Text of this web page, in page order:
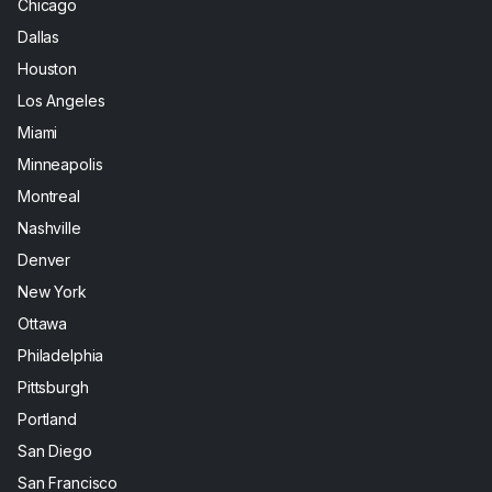
Chicago
Dallas
Houston
Los Angeles
Miami
Minneapolis
Montreal
Nashville
Denver
New York
Ottawa
Philadelphia
Pittsburgh
Portland
San Diego
San Francisco